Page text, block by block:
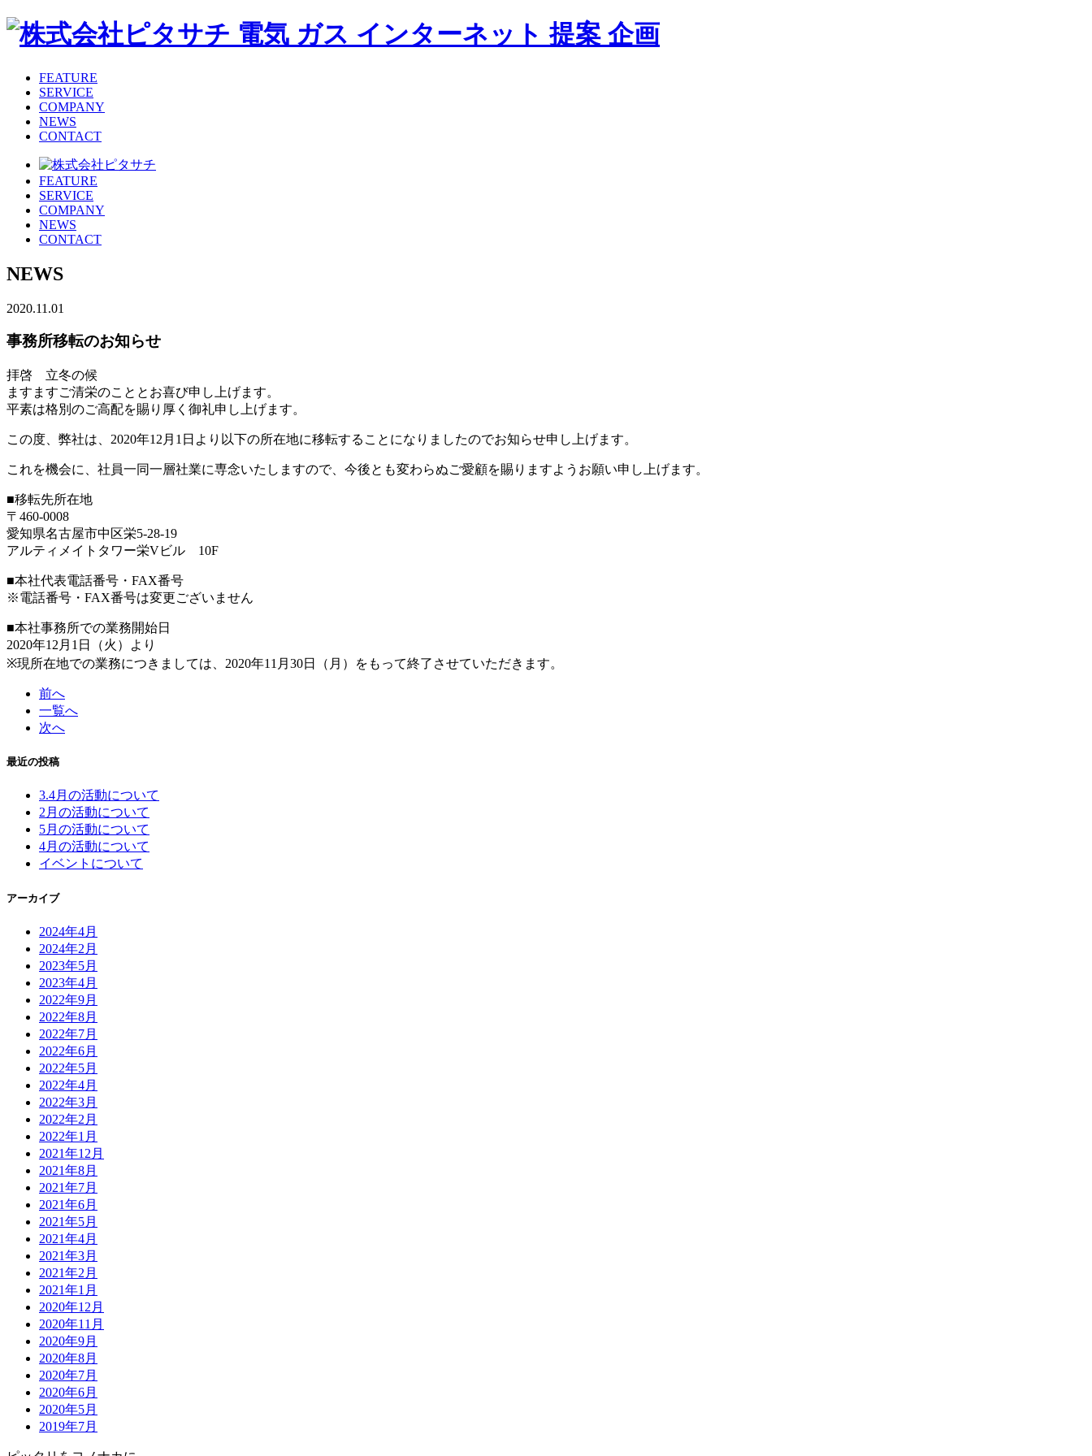
FEATURE
SERVICE
COMPANY
NEWS
CONTACT
FEATURE
SERVICE
COMPANY
NEWS
CONTACT
NEWS
2020.11.01
事務所移転のお知らせ
拝啓 立冬の候
ますますご清栄のこととお喜び申し上げます。
平素は格別のご高配を賜り厚く御礼申し上げます。
この度、弊社は、2020年12月1日より以下の所在地に移転することになりましたのでお知らせ申し上げます。
これを機会に、社員一同一層社業に専念いたしますので、今後とも変わらぬご愛顧を賜りますようお願い申し上げます。
■移転先所在地
〒460-0008
愛知県名古屋市中区栄5-28-19
アルティメイトタワー栄Vビル 10F
■本社代表電話番号・FAX番号
※電話番号・FAX番号は変更ございません
■本社事務所での業務開始日
2020年12月1日（火）より
※現所在地での業務につきましては、2020年11月30日（月）をもって終了させていただきます。
前へ
一覧へ
次へ
最近の投稿
3.4月の活動について
2月の活動について
5月の活動について
4月の活動について
イベントについて
アーカイブ
2024年4月
2024年2月
2023年5月
2023年4月
2022年9月
2022年8月
2022年7月
2022年6月
2022年5月
2022年4月
2022年3月
2022年2月
2022年1月
2021年12月
2021年8月
2021年7月
2021年6月
2021年5月
2021年4月
2021年3月
2021年2月
2021年1月
2020年12月
2020年11月
2020年9月
2020年8月
2020年7月
2020年6月
2020年5月
2019年7月